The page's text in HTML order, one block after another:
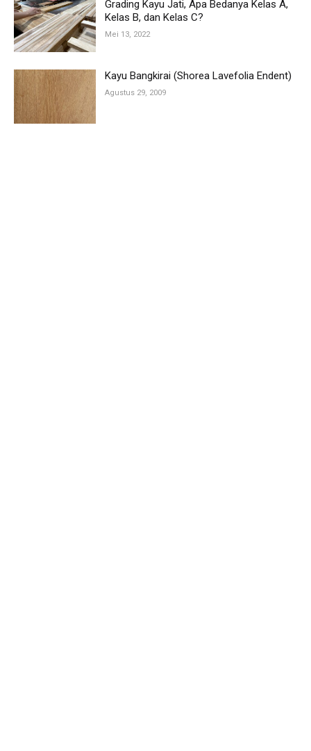
Grading Kayu Jati, Apa Bedanya Kelas A,
Kelas B, dan Kelas C?
Mei 13, 2022
Kayu Bangkirai (Shorea Lavefolia Endent)
Agustus 29, 2009